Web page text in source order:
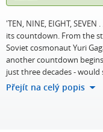
'TEN, NINE, EIGHT,
its countdown. From the
Soviet cosmonaut Yuri
another countdown
just three decades - would
Přejít na celý popis